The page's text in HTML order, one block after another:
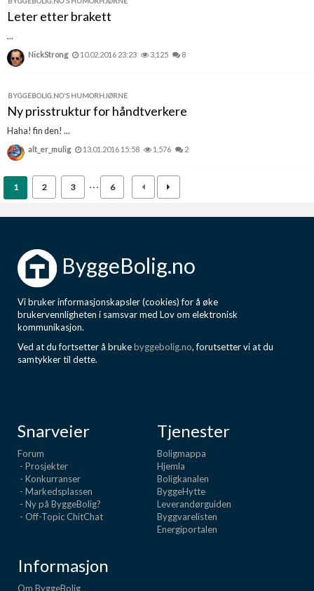
Leter etter brakett
...
NickStrong 10.02.2016 23:23 3,125 8
BYGGEBOLIG.NO'S HUMORHJØRNE
Ny prisstruktur for håndtverkere
Haha! fin den! ...
alt_er_mulig 13.01.2016 15:58 1,576 2
1 2 3 6
ByggeBolig.no
Vi bruker informasjonskapsler (cookies) for å øke
brukervennligheten i samsvar med Lov om elektronisk
kommunikasjon.
Ved at du fortsetter å brukebyggebolig.no, forutsetter vi at du
samtykker til dette.
Snarveier
Forum
- Prosjekter
- Konkurranser
- Markedsplassen
- Ny på ByggeBolig?
- Off-Topic ChitChat
Tjenester
Boligmappa
Hjemla
Boligkanalen
ByggeHytte
Leverandørguiden
Byggvarelisten
Energiportalen
Informasjon
Om ByggeBolig